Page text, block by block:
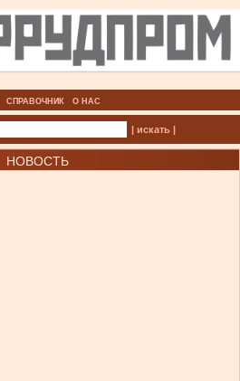
СПРАВОЧНИК О НАС
| искать |
НОВОСТЬ